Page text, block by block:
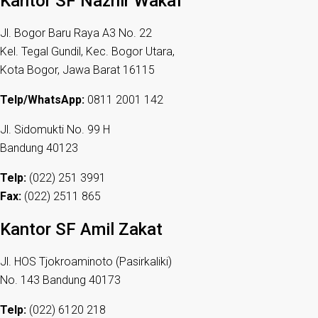
Jl. Bogor Baru Raya A3 No. 22
Kel. Tegal Gundil, Kec. Bogor Utara,
Kota Bogor, Jawa Barat 16115
Telp/WhatsApp: 0811 2001 142
Jl. Sidomukti No. 99 H
Bandung 40123
Telp: (022) 251 3991
Fax: (022) 2511 865
Kantor SF Amil Zakat
Jl. HOS Tjokroaminoto (Pasirkaliki)
No. 143 Bandung 40173
Telp: (022) 6120 218